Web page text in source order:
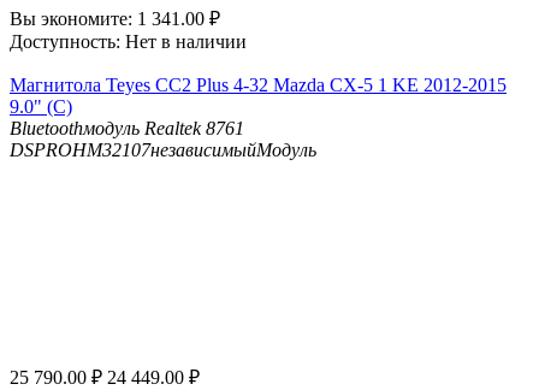
Вы экономите: 1 341.00 ₽
Доступность: Нет в наличии
Магнитола Teyes CC2 Plus 4-32 Mazda CX-5 1 KE 2012-2015
9.0" (C)
Bluetoothмодуль Realtek 8761
DSPROHM32107независимыйМодуль
25 790.00 ₽ 24 449.00 ₽